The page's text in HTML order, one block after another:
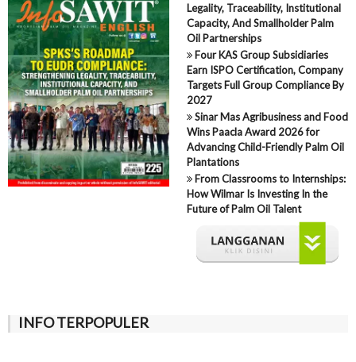
Legality, Traceability, Institutional
Capacity, And Smallholder Palm
Oil Partnerships
Four KAS Group Subsidiaries
Earn ISPO Certification, Company
Targets Full Group Compliance By
2027
Sinar Mas Agribusiness and Food
Wins Paacla Award 2026 for
Advancing Child-Friendly Palm Oil
Plantations
From Classrooms to Internships:
How Wilmar Is Investing In the
Future of Palm Oil Talent
INFO TERPOPULER